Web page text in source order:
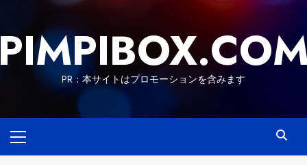
content
PR：本サイトはプロモーションを含みます
Menu